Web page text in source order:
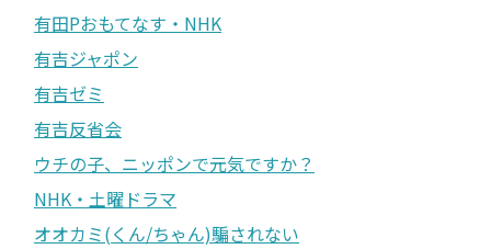
有田Pおもてなす・NHK
有吉ジャポン
有吉ゼミ
有吉反省会
ウチの子、ニッポンで元気ですか？
NHK・土曜ドラマ
オオカミ(くん/ちゃん)騙されない